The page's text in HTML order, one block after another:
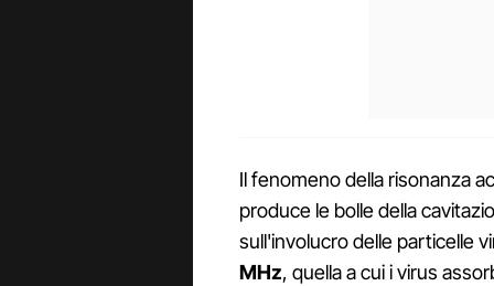
Il fenomeno della risonanza
produce le bolle della
sull'involucro delle particelle
MHz, quella a cui i virus